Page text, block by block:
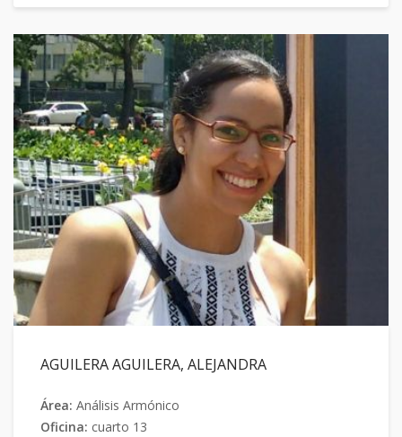
AGUILERA AGUILERA, ALEJANDRA
Área: Análisis Armónico
Oficina: cuarto 13